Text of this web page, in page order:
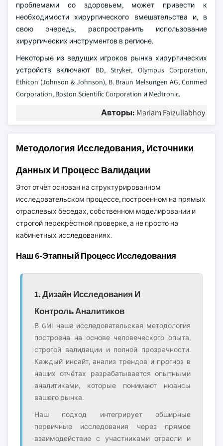
проблемами со здоровьем, может привести к
необходимости хирургического вмешательства и, в
свою очередь, распространить использование
хирургических инструментов в регионе.
Некоторые из ведущих игроков рынка хирургических
устройств включают BD, Stryker, Olympus Corporation,
Ethicon (Johnson & Johnson), B. Braun Melsungen AG, Conmed
Corporation, Boston Scientific Corporation и Medtronic.
Авторы: Mariam Faizullabhoy
Методология Исследования, Источники
Данных И Процесс Валидации
Этот отчёт основан на структурированном
исследовательском процессе, построенном на прямых
отраслевых беседах, собственном моделировании и
строгой перекрёстной проверке, а не просто на
кабинетных исследованиях.
Наш 6-Этапный Процесс Исследования
1. Дизайн Исследования И
Контроль Аналитиков
В GMI наша исследовательская методология
построена на основе человеческого опыта,
строгой валидации и полной прозрачности.
Каждый инсайт, анализ трендов и прогноз в
наших отчётах разрабатывается опытными
аналитиками, которые понимают нюансы
вашего рынка.
Наш подход интегрирует обширные
первичные исследования через прямое
взаимодействие с участниками отрасли и